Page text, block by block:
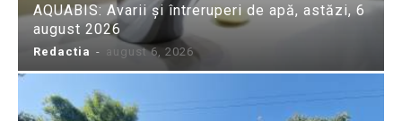
AQUABIS: Avarii și întreruperi de apă, astăzi, 6
august 2026
Redactia - august 6, 2026